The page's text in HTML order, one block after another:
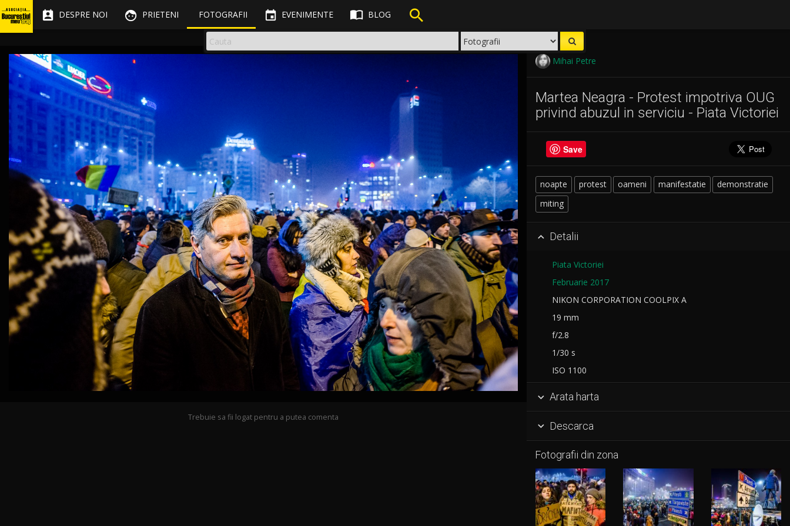
 DESPRE NOI  PRIETENI FOTOGRAFII  EVENIMENTE  BLOG 
Mihai Petre
Martea Neagra - Protest impotriva OUG
privind abuzul in serviciu - Piata Victoriei
Save
noapte protest oameni manifestatie
demonstratie
miting
 Detalii
Piata Victoriei
Februarie 2017
NIKON CORPORATION COOLPIX A
19 mm
f/2.8
1/30 s
ISO 1100
 Arata harta
 Descarca
Fotografii din zona
Trebuie sa fii logat pentru a putea comenta